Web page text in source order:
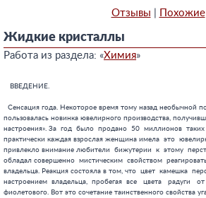
Отзывы Похожие
Жидкие кристаллы
Работа из раздела: «Химия»